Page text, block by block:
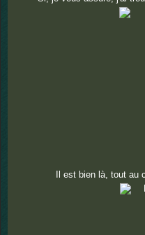
Il est bien là, tout au